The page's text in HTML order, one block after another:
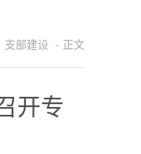
支部建设 - 正文
开专